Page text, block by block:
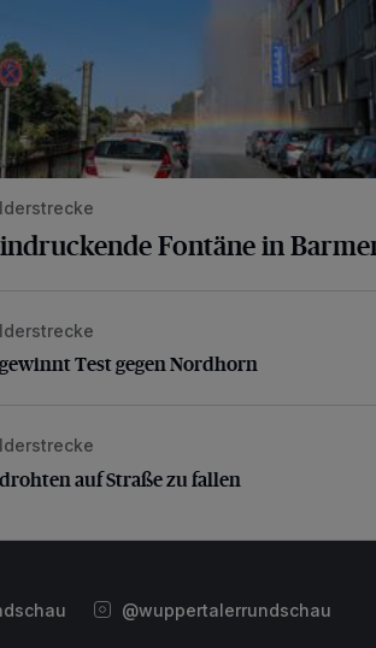
Fontäne in
Test gegen Nordhorn
Test gegen Nordhorn
auf Straße zu fallen
auf Straße zu fallen
@wuppertalerrundschau